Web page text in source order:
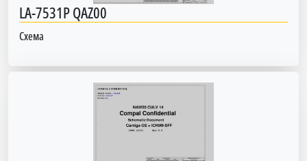
LA-7531P QAZ00
Схема